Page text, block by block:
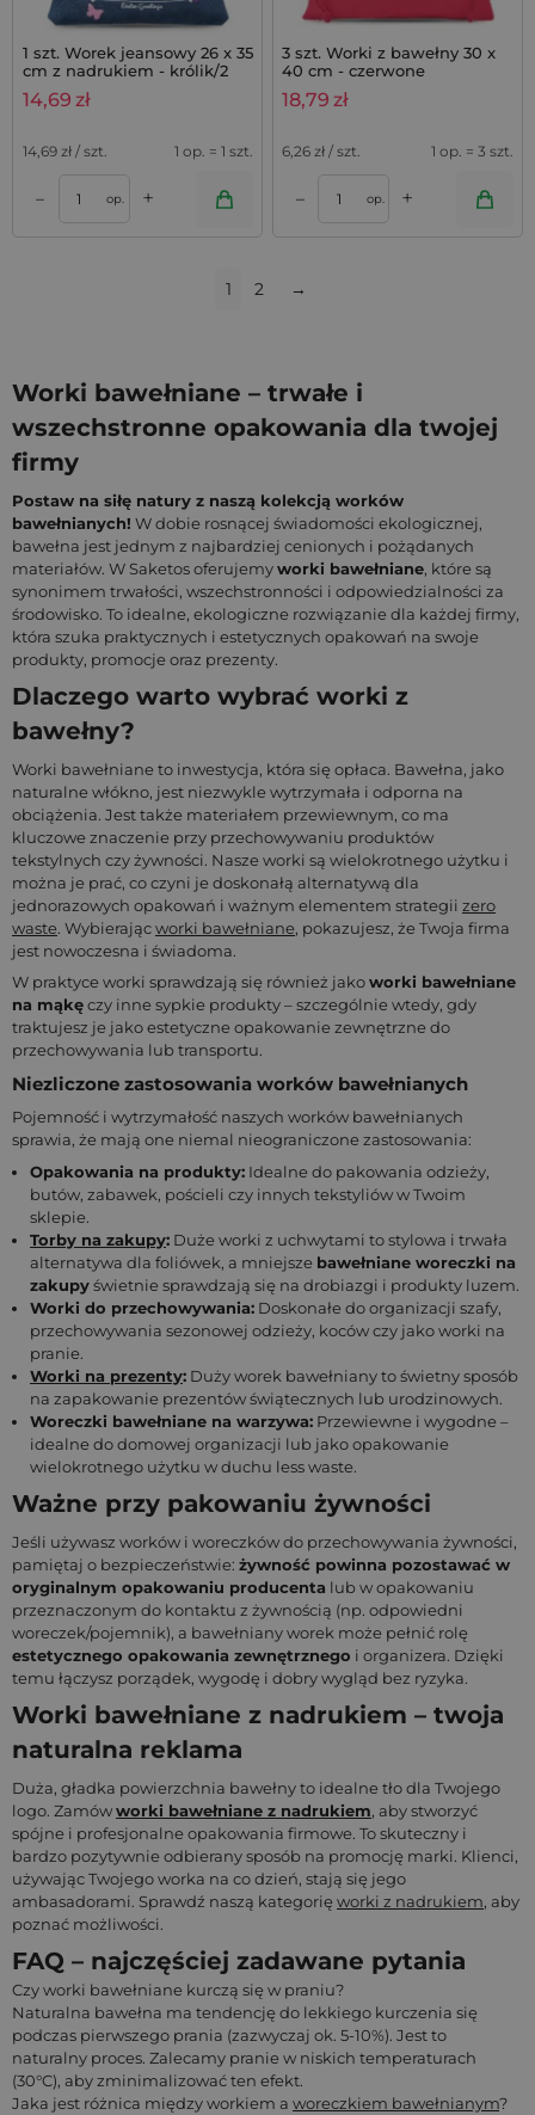
1 szt. Worek jeansowy 26 x 35
cm z nadrukiem - królik/2
14,69 zł
14,69 zł / szt. 1 op. = 1 szt.
– op. +
3 szt. Worki z bawełny 30 x
40 cm - czerwone
18,79 zł
6,26 zł / szt. 1 op. = 3 szt.
– op. +
1 2 →
Worki bawełniane – trwałe i
wszechstronne opakowania dla twojej
firmy
Postaw na siłę natury z naszą kolekcją worków
bawełnianych! W dobie rosnącej świadomości ekologicznej,
bawełna jest jednym z najbardziej cenionych i pożądanych
materiałów. W Saketos oferujemyworki bawełniane, które są
synonimem trwałości, wszechstronności i odpowiedzialności za
środowisko. To idealne, ekologiczne rozwiązanie dla każdej firmy,
która szuka praktycznych i estetycznych opakowań na swoje
produkty, promocje oraz prezenty.
Dlaczego warto wybrać worki z
bawełny?
Worki bawełniane to inwestycja, która się opłaca. Bawełna, jako
naturalne włókno, jest niezwykle wytrzymała i odporna na
obciążenia. Jest także materiałem przewiewnym, co ma
kluczowe znaczenie przy przechowywaniu produktów
tekstylnych czy żywności. Nasze worki są wielokrotnego użytku i
można je prać, co czyni je doskonałą alternatywą dla
jednorazowych opakowań i ważnym elementem strategii zero
waste. Wybierającworki bawełniane, pokazujesz, że Twoja firma
jest nowoczesna i świadoma.
W praktyce worki sprawdzają się również jakoworki bawełniane
na mąkęczy inne sypkie produkty – szczególnie wtedy, gdy
traktujesz je jako estetyczne opakowanie zewnętrzne do
przechowywania lub transportu.
Niezliczone zastosowania worków bawełnianych
Pojemność i wytrzymałość naszych worków bawełnianych
sprawia, że mają one niemal nieograniczone zastosowania:
Opakowania na produkty: Idealne do pakowania odzieży,
butów, zabawek, pościeli czy innych tekstyliów w Twoim
sklepie.
Torby na zakupy: Duże worki z uchwytami to stylowa i trwała
alternatywa dla foliówek, a mniejsze bawełniane woreczki na
zakupyświetnie sprawdzają się na drobiazgi i produkty luzem.
Worki do przechowywania: Doskonałe do organizacji szafy,
przechowywania sezonowej odzieży, koców czy jako worki na
pranie.
Worki na prezenty: Duży worek bawełniany to świetny sposób
na zapakowanie prezentów świątecznych lub urodzinowych.
Woreczki bawełniane na warzywa: Przewiewne i wygodne –
idealne do domowej organizacji lub jako opakowanie
wielokrotnego użytku w duchu less waste.
Ważne przy pakowaniu żywności
Jeśli używasz worków i woreczków do przechowywania żywności,
pamiętaj o bezpieczeństwie: żywność powinna pozostawać w
oryginalnym opakowaniu producenta lub w opakowaniu
przeznaczonym do kontaktu z żywnością (np. odpowiedni
woreczek/pojemnik), a bawełniany worek może pełnić rolę
estetycznego opakowania zewnętrznego i organizera. Dzięki
temu łączysz porządek, wygodę i dobry wygląd bez ryzyka.
Worki bawełniane z nadrukiem – twoja
naturalna reklama
Duża, gładka powierzchnia bawełny to idealne tło dla Twojego
logo. Zamówworki bawełniane z nadrukiem, aby stworzyć
spójne i profesjonalne opakowania firmowe. To skuteczny i
bardzo pozytywnie odbierany sposób na promocję marki. Klienci,
używając Twojego worka na co dzień, stają się jego
ambasadorami. Sprawdź naszą kategorię worki z nadrukiem, aby
poznać możliwości.
FAQ – najczęściej zadawane pytania
Czy worki bawełniane kurczą się w praniu?
Naturalna bawełna ma tendencję do lekkiego kurczenia się
podczas pierwszego prania (zazwyczaj ok. 5-10%). Jest to
naturalny proces. Zalecamy pranie w niskich temperaturach
(30°C), aby zminimalizować ten efekt.
Jaka jest różnica między workiem a woreczkiem bawełnianym?